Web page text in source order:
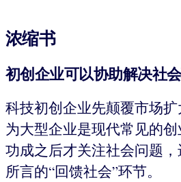
浓缩书
初创企业可以协助解决社会
科技初创企业先颠覆市场
为大型企业是现代常见的
功成之后才关注社会问题
所言的“回馈社会”环节。